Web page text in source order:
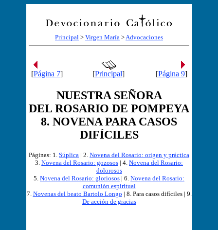
Principal > Virgen María >Advocaciones
[Página 7] [Principal] [Página 9]
NUESTRA SEÑORA
DEL ROSARIO DE POMPEYA
8. NOVENA PARA CASOS
DIFÍCILES
Páginas: 1. Súplica | 2. Novena del Rosario: origen y práctica
3. Novena del Rosario: gozosos | 4. Novena del Rosario:
dolorosos
5. Novena del Rosario: gloriosos | 6. Novena del Rosario:
comunión espiritual
7. Novenas del beato Bartolo Longo | 8. Para casos difíciles | 9.
De acción de gracias